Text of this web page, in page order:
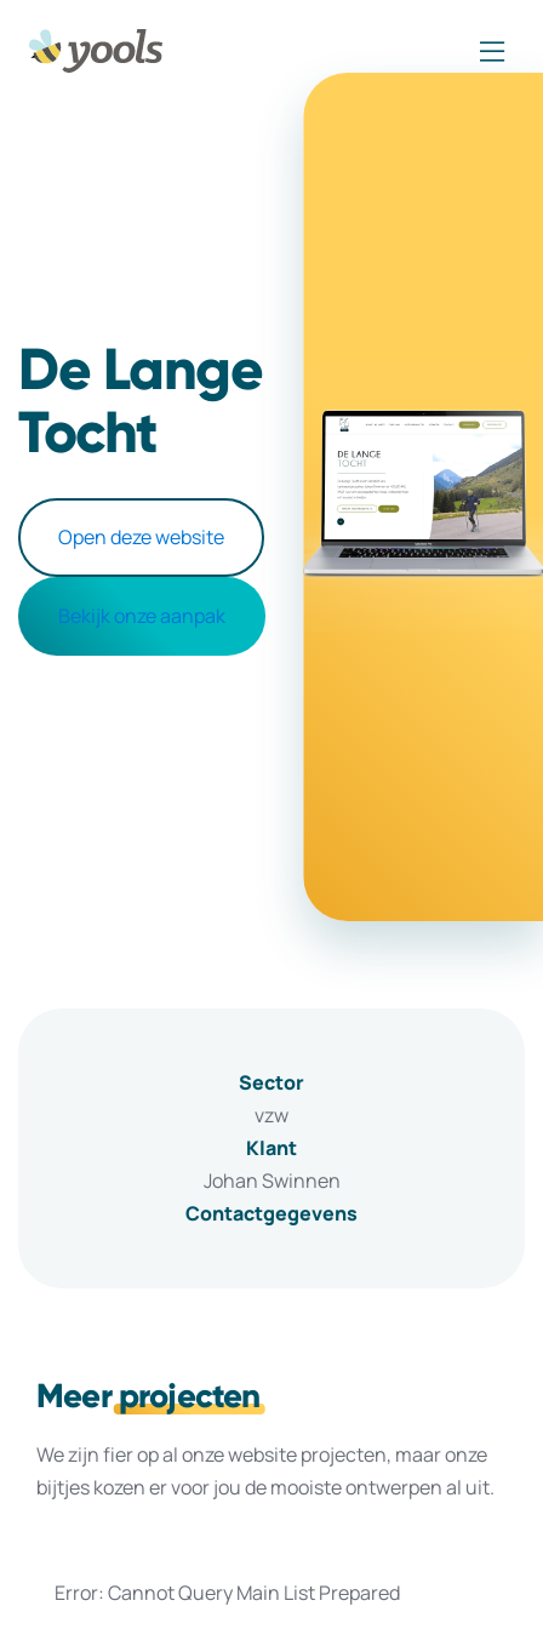
De Lange
Tocht
Open deze website
Bekijk onze aanpak
Sector
vzw
Klant
Johan Swinnen
Contactgegevens
Meerprojecten
We zijn fier op al onze website projecten, maar onze
bijtjes kozen er voor jou de mooiste ontwerpen al uit.
Error: Cannot Query Main List Prepared